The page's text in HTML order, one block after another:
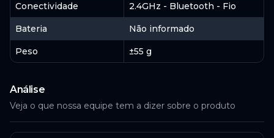
Amazon
R$ 328,90
ACESSAR
Conectividade 2.4GHz - Bluetooth - Fio
Bateria Não informado
Peso ±55 g
Análise
Veja o que nossa equipe tem a dizer sobre o produto